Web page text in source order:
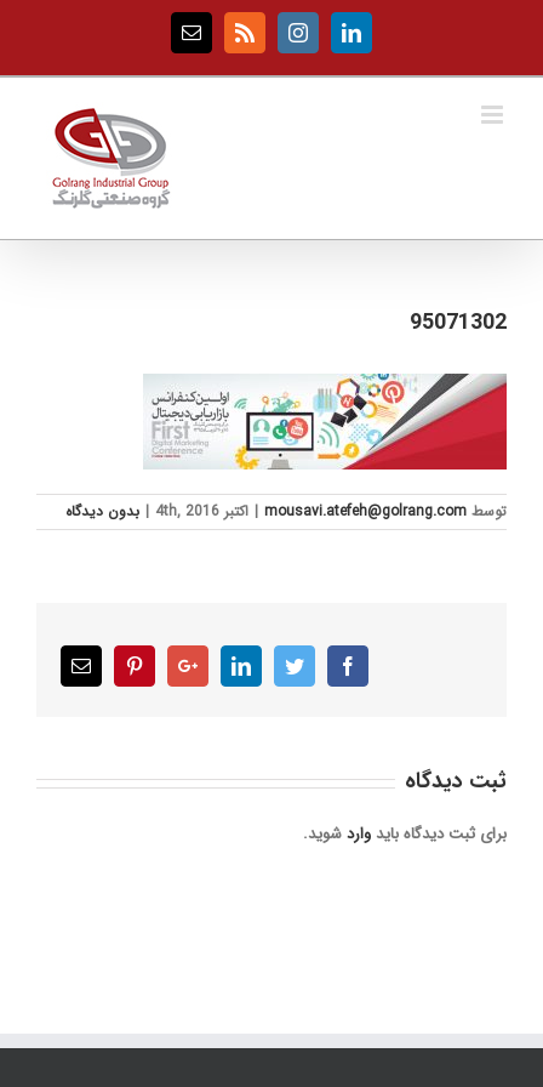
LinkedIn
Instagram
Rss
Email
95071302
توسط mousavi.atefeh@golrang.com
| اکتبر 4th, 2016 | بدون ديدگاه
Facebook
Twitter
LinkedIn
Google+
Pinterest
Email
ثبت ديدگاه
برای ثبت دیدگاه باید واردشوید.